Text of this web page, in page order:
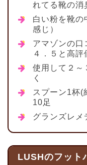
れてる靴の消
白い粉を靴の
感じ）
アマゾンの口
４．５と高評
使用して２～
く
スプーン1杯(
10足
グランズレ
LUSHのフット